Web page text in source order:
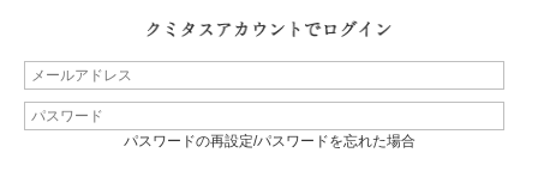
パスワードの再設定/パスワードを忘れた場合